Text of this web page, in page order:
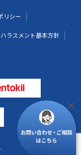
リシー
ラスメント基本方針